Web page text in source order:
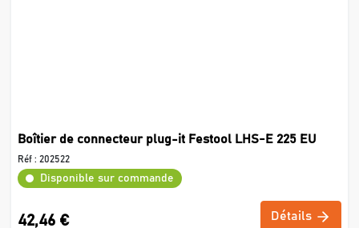
Boîtier de connecteur plug-it Festool LHS-E 225 EU
Réf : 202522
Disponible sur commande
42,46 € Détails